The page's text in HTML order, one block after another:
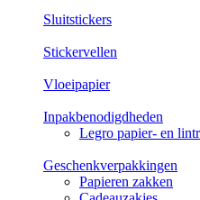
Sluitstickers
Stickervellen
Vloeipapier
Inpakbenodigdheden
Legro papier- en
Geschenkverpakkingen
Papieren zakken